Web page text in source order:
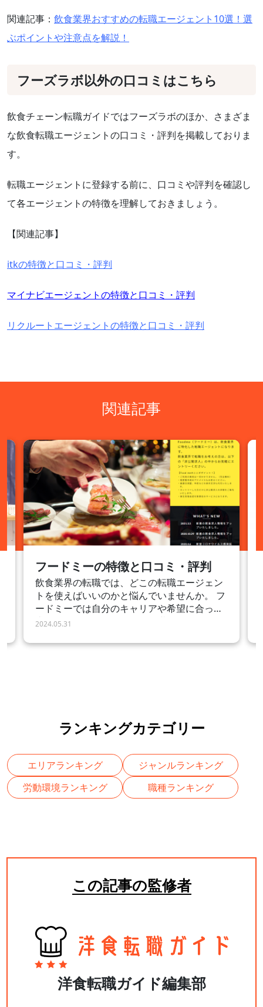
関連記事： 飲食業界おすすめの転職エージェント10選！選
ぶポイントや注意点を解説！
フーズラボ以外の口コミはこちら
飲食チェーン転職ガイドではフーズラボのほか、さまざま
な飲食転職エージェントの口コミ・評判を掲載しておりま
す。
転職エージェントに登録する前に、口コミや評判を確認し
て各エージェントの特徴を理解しておきましょう。
【関連記事】
itkの特徴と口コミ・評判
マイナビエージェントの特徴と口コミ・評判
リクルートエージェントの特徴と口コミ・評判
関連記事
フードミーの特徴と口コミ・評判
飲食業界の転職では、どこの転職エージェン
トを使えばいいのかと悩んでいませんか。 フ
ードミーでは自分のキャリアや希望に合った
求人を紹介してくれます。転職活動をスムー
ょう。 フードミーとは フードミーは、株式会
2024.05.31
ランキングカテゴリー
エリアランキング
ジャンルランキング
労動環境ランキング
職種ランキング
この記事の監修者
洋食転職ガイド編集部